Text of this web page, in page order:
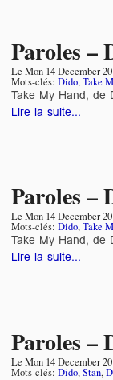
Paroles –
Le Mon 14 December
Mots-clés: Dido,Take
Take My Hand, de
Lire la suite...
Paroles –
Le Mon 14 December
Mots-clés: Dido,Take
Take My Hand, de
Lire la suite...
Paroles –
Le Mon 14 December
Mots-clés: Dido,Stan,